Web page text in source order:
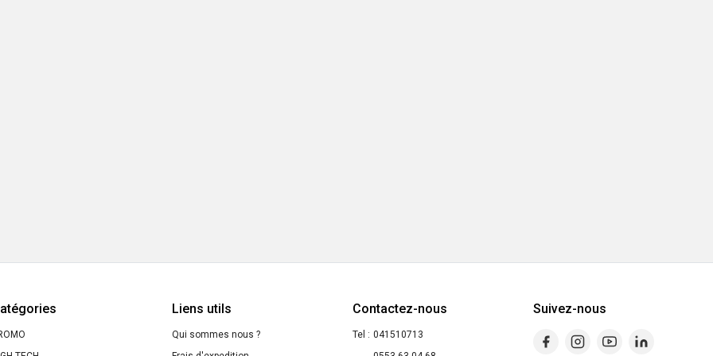
Liens utils
Qui sommes nous ?
Contactez-nous
Tel : 041510713
Suivez-nous